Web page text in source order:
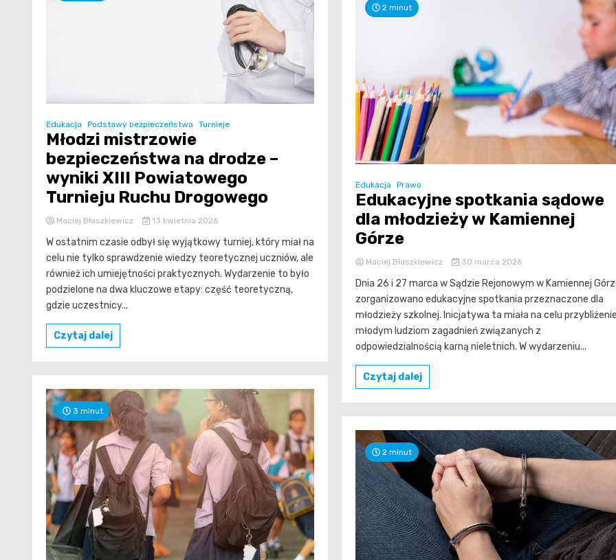
Edukacja Podstawy bezpieczeństwa Turnieje
Młodzi mistrzowie
bezpieczeństwa na drodze –
wyniki XIII Powiatowego
Turnieju Ruchu Drogowego
Maciej Błaszkiewicz 13 kwietnia 2026
W ostatnim czasie odbył się wyjątkowy turniej, który miał na
celu nie tylko sprawdzenie wiedzy teoretycznej uczniów, ale
również ich umiejętności praktycznych. Wydarzenie to było
podzielone na dwa kluczowe etapy: część teoretyczną,
gdzie uczestnicy...
Czytaj dalej
3 minut
2 minut
Edukacja Prawo
Edukacyjne spotkania sądowe
dla młodzieży w Kamiennej
Górze
Maciej Błaszkiewicz 30 marca 2026
Dnia 26 i 27 marca w Sądzie Rejonowym w Kamiennej
zorganizowano edukacyjne spotkania przeznaczone dla
młodzieży szkolnej. Inicjatywa ta miała na celu
młodym ludziom zagadnień związanych z
odpowiedzialnością karną nieletnich. W wydarzeniu...
Czytaj dalej
2 minut